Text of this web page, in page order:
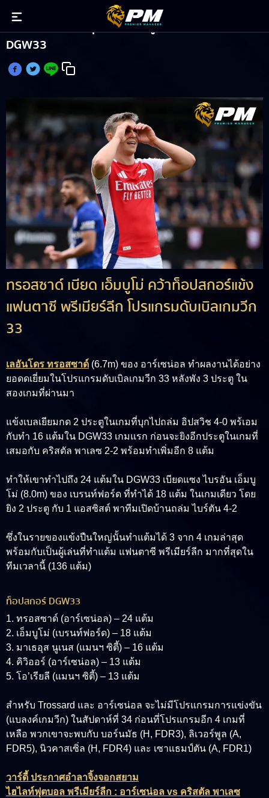
ทรอสซาด์ ฟอร์มดุกดสามประตู ครองท็อปสกอร์
DGW33
ทรอสซาด์ เบียด เอ็มบูโม่ คว้าท็อปสกอร์แข้ง
แฟนตาซี พรีเมียร์ลีก โปรแกรมดับเบิลเกมวีก
33
เลอันโดร ทรอสซาด์ (6.7m) ของ อาร์เซน่อล ทำผลงานได้อย่าง
ยอดดเยี่ยมในโปรแกรมดับเบิลเกมวีก 33 หลังพัง 3 ประตู ใน
สองเกมที่ผ่านมา
แข้งเบลเยียมกด 2 ประตูในเกมที่บุกไปถล่ม อิปสวิช 4-0 พร้เอม
กับทำ 16 แต้มใน DGW33 เกมแรก ก่อนจะยิงอีกประตูในเกมที่
เสมอกับ คริสตัล พาเลซ 2-2 พร้อมทำเพิ่มอีก 8 แต้ม
ทำให้เขาทำไปถึง 24 แต้มใน DGW33 เบียดแซง ไบรอัน เอ็มบู
โม่ (8.0m) ของ เบรนท์ฟอร์ด ที่ทำได้ 18 แต้ม ในเกมเดียว โดย
ยิง 2 ประตู กับ 1 แอสซิสต์ พาทีมเปิดบ้านถล่ม ไบร์ตัน 4-2
ซึ่งในรายของแข้งปืนใหญ่นั้นทำแต้มได้ 3 จาก 4 เกมล่าสุด
พร้อมกับเป็นผู้เล่นที่ทำแต้ม แฟนตาซี พรีเมียร์ลีก มากที่สุดใน
ทีมเวลานี้ (136 แต้ม)
ท็อปสกอร์ DGW33
1. ทรอสซาด์ (อาร์เซน่อล) – 24 แต้ม
2. เอ็มบูโม่ (เบรนท์ฟอร์ด) – 18 แต้ม
3. มาเธอุส นูเนส (แมนฯ ซิตี้) – 16 แต้ม
4. คิวิออร์ (อาร์เซน่อล) – 13 แต้ม
5. โอ’เรียลี (แมนฯ ซิตี้) – 13 แต้ม
สำหรับ Trossard และ อาร์เซน่อล จะไม่มีโปรแกรมการแข่งขัน
(แบลงค์เกมวีก) ในสัปดาห์ที่ 34 ก่อนที่โปรแกรมอีก 4 เกมที่
เหลือ พวกเขาจะพบกับ บอร์นมัธ (H, FDR3), ลิเวอร์พูล (A,
FDR5), นิวคาสเซิ่ล (H, FDR4) และ เซาแธมป์ตัน (A, FDR1)
วาร์ดี้ ประกาศอำลาจิ้งจอกสยาม
ไฮไลท์ฟุตบอล พรีเมียร์ลีก : อาร์เซน่อล vs คริสตัล พาเลซ